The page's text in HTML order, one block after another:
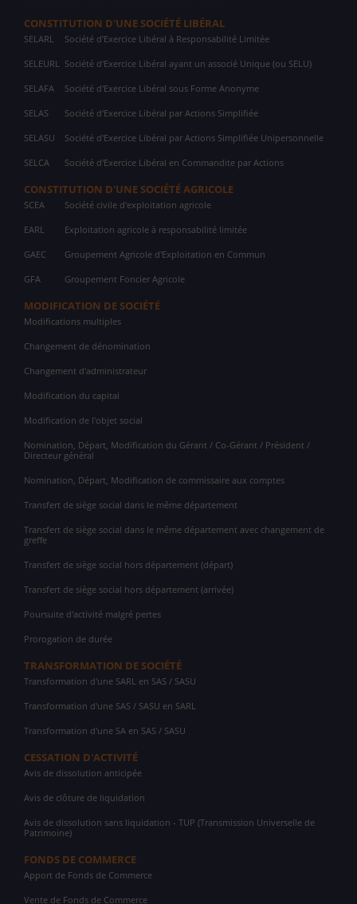
CONSTITUTION D'UNE SOCIÉTÉ LIBÉRAL
SELARL Société d'Exercice Libéral à Responsabilité Limitée
SELEURL Société d'Exercice Libéral ayant un associé Unique (ou SELU)
SELAFA Société d'Exercice Libéral sous Forme Anonyme
SELAS Société d'Exercice Libéral par Actions Simplifiée
SELASU Société d'Exercice Libéral par Actions Simplifiée Unipersonnelle
SELCA Société d'Exercice Libéral en Commandite par Actions
CONSTITUTION D'UNE SOCIÉTÉ AGRICOLE
SCEA Société civile d'exploitation agricole
EARL Exploitation agricole à responsabilité limitée
GAEC Groupement Agricole d'Exploitation en Commun
GFA Groupement Foncier Agricole
MODIFICATION DE SOCIÉTÉ
Modifications multiples
Changement de dénomination
Changement d'administrateur
Modification du capital
Modification de l'objet social
Nomination, Départ, Modification du Gérant / Co-Gérant / Président /
Directeur général
Nomination, Départ, Modification de commissaire aux comptes
Transfert de siège social dans le même département
Transfert de siège social dans le même département avec changement de
greffe
Transfert de siège social hors département (départ)
Transfert de siège social hors département (arrivée)
Poursuite d'activité malgré pertes
Prorogation de durée
TRANSFORMATION DE SOCIÉTÉ
Transformation d'une SARL en SAS / SASU
Transformation d'une SAS / SASU en SARL
Transformation d'une SA en SAS / SASU
CESSATION D'ACTIVITÉ
Avis de dissolution anticipée
Avis de clôture de liquidation
Avis de dissolution sans liquidation - TUP (Transmission Universelle de
Patrimoine)
FONDS DE COMMERCE
Apport de Fonds de Commerce
Vente de Fonds de Commerce